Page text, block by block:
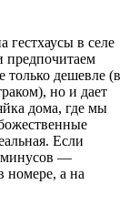
гестхаусы в селе
предпочитаем
только дешевле (в
но и дает
дома, где мы
Если
минусов —
номере, а на